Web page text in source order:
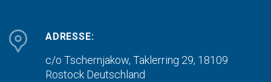
ADRESSE:
c/o Tschernjakow, Taklerring 29, 18109
Rostock Deutschland